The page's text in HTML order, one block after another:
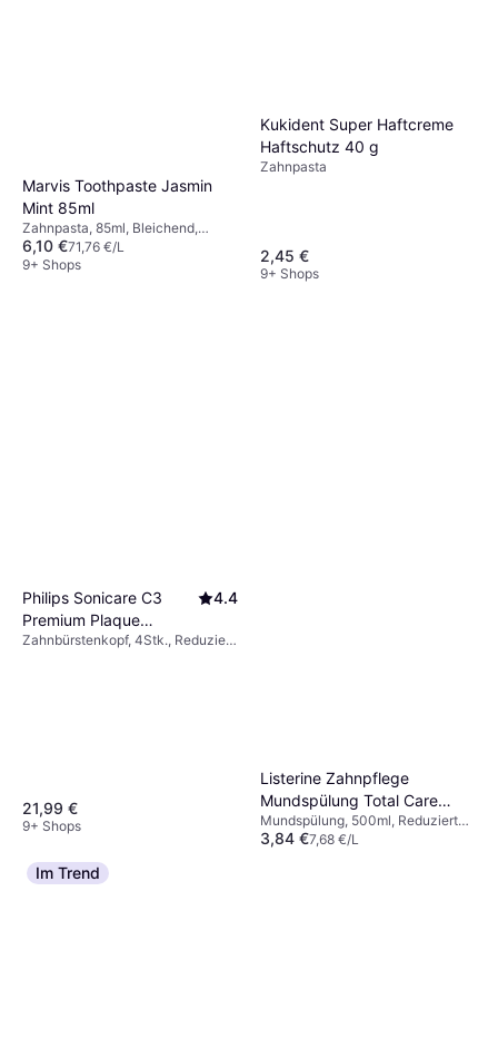
Marvis Toothpaste Jasmin
Mint 85ml
Zahnpasta, 85ml, Bleichend,
Aromatisiert
6,10 €71,76 €/L
9+ Shops
Kukident Super Haftcreme
Haftschutz 40 g
Zahnpasta
2,45 €
9+ Shops
Philips Sonicare C3
Premium Plaque
Defence Standard
4.4
Zahnbürstenkopf, 4Stk., Reduziert
21,99 €
9+ Shops
Listerine Zahnpflege
Mundspülung Total Care
Zahnfleisch-Schutz 500
Mundspülung, 500ml, Reduziert
Plaque, Antibakteriell
3,84 €7,68 €/L
Im Trend